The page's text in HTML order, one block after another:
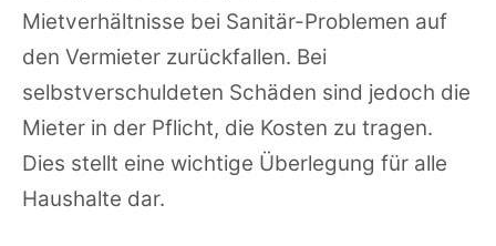
Mietverhältnisse bei Sanitär-Problemen auf
den Vermieter zurückfallen. Bei
selbstverschuldeten Schäden sind jedoch die
Mieter in der Pflicht, die Kosten zu tragen.
Dies stellt eine wichtige Überlegung für alle
Haushalte dar.